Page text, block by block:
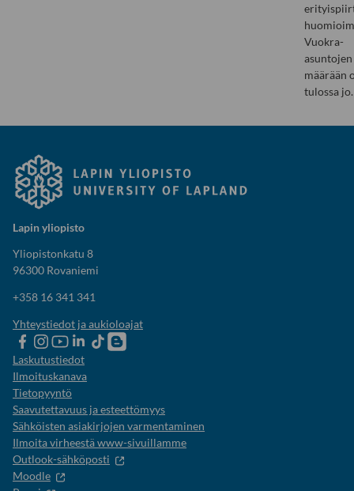
Vuokra-
asuntojen
määrään
tulossa
Lapin yliopisto
Yliopistonkatu 8
96300 Rovaniemi
+358 16 341 341
Yhteystiedot ja aukioloajat
Lapin
yliopiston
Facebook
Lapin
yliopiston
instagram-
tili
Lapin
yliopiston
Youtube-
kanava
Lapin
yliopisto
Linkedinissä
LapinOpiskelijaelämää-
Laskutustiedot
Ilmoituskanava
Tietopyyntö
Saavutettavuus ja esteettömyys
Sähköisten asiakirjojen varmentaminen
Ilmoita virheestä www-sivuillamme
Outlook-sähköposti
Moodle